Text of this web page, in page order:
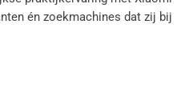
én zoekmachines dat zij bij